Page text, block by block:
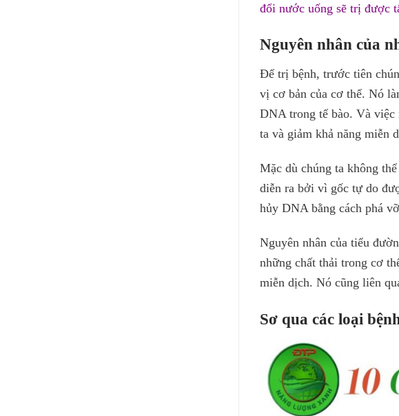
đổi nước uống sẽ trị được
Nguyên nhân của
Để trị bệnh, trước tiên
vị cơ bản của cơ thể. Nó
DNA trong tế bào. Và việc
ta và giảm khả năng miễn
Mặc dù chúng ta không
diễn ra bởi vì gốc tự do
hủy DNA bằng cách phá
Nguyên nhân của tiểu
những chất thải trong cơ
miễn dịch. Nó cũng liên
Sơ qua các loại